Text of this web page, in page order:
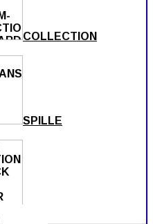
COLLECTION
SPILLE